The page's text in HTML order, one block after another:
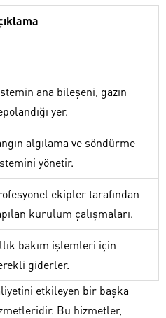
ana bileşeni, gazın
yer.
algılama ve söndürme
yönetir.
ekipler tarafından
kurulum çalışmaları.
bakım işlemleri için
giderler.
etkileyen bir başka
Bu hizmetler,